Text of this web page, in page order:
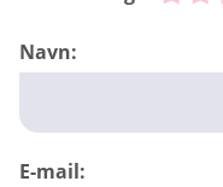
Navn:
E-mail: